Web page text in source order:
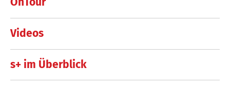
Videos
s+ im Überblick